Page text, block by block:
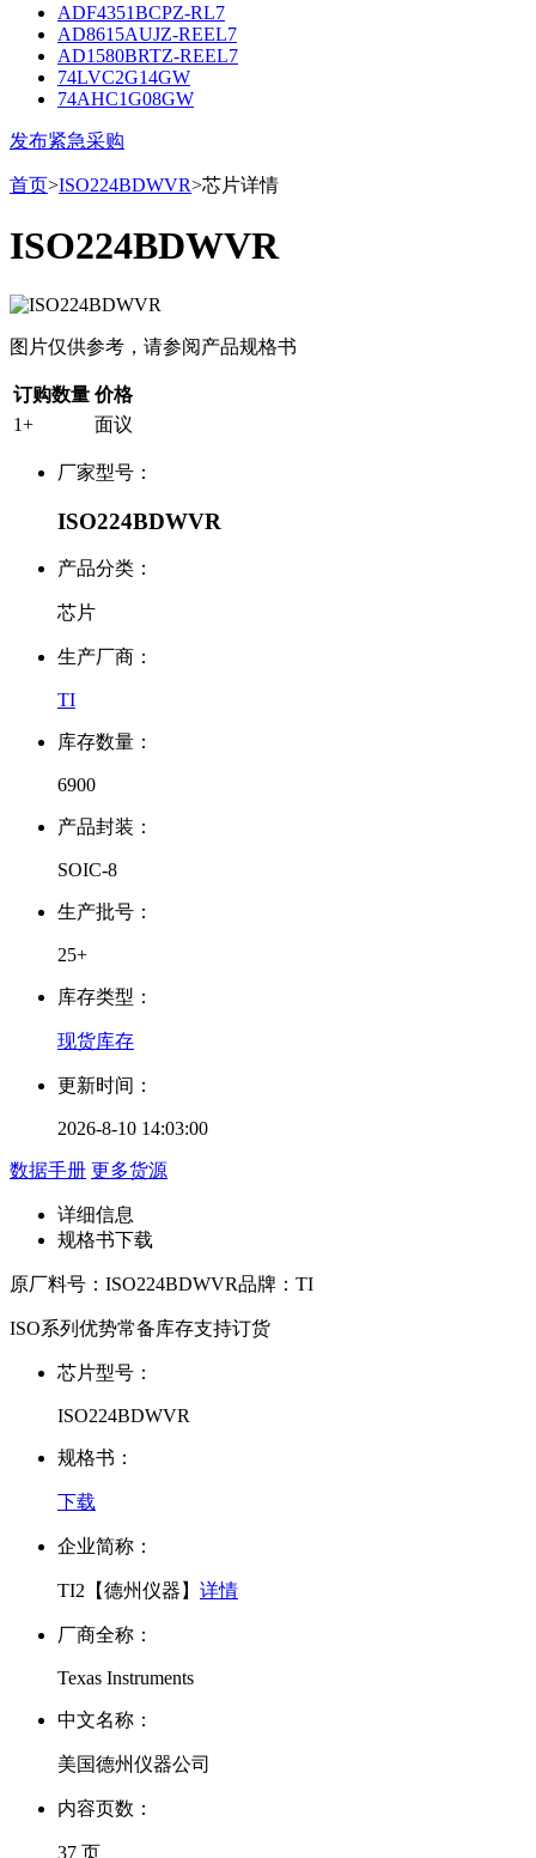
ADF4351BCPZ-RL7
AD8615AUJZ-REEL7
AD1580BRTZ-REEL7
74LVC2G14GW
74AHC1G08GW
发布紧急采购
首页>ISO224BDWVR>芯片详情
ISO224BDWVR
图片仅供参考，请参阅产品规格书
订购数量 价格
1+
面议
厂家型号：
ISO224BDWVR
产品分类：
芯片
生产厂商：
TI
库存数量：
6900
产品封装：
SOIC-8
生产批号：
25+
库存类型：
现货库存
更新时间：
2026-8-10 14:03:00
数据手册 更多货源
详细信息
规格书下载
原厂料号： ISO224BDWVR品牌： TI
ISO系列优势常备库存支持订货
芯片型号：
ISO224BDWVR
规格书：
下载
企业简称：
TI2【德州仪器】 详情
厂商全称：
Texas Instruments
中文名称：
美国德州仪器公司
内容页数：
37 页